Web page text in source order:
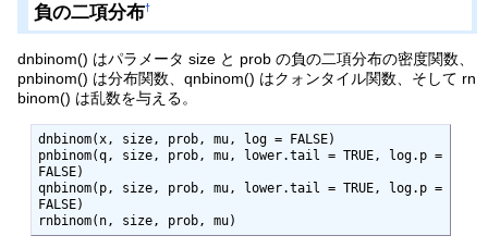
負の二項分布†
dnbinom() はパラメータ size と prob の負の二項分布の密度関数、
pnbinom() は分布関数、qnbinom() はクォンタイル関数、そして rn
binom() は乱数を与える。
dnbinom(x, size, prob, mu, log = FALSE)
pnbinom(q, size, prob, mu, lower.tail = TRUE, log.p =
FALSE)
qnbinom(p, size, prob, mu, lower.tail = TRUE, log.p =
FALSE)
rnbinom(n, size, prob, mu)